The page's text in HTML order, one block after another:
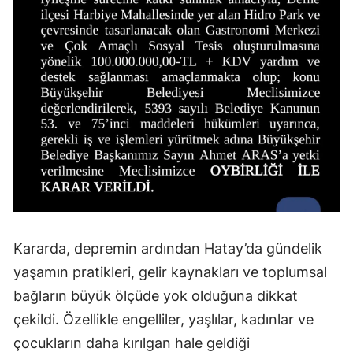
Kararda, depremin ardından Hatay’da gündelik
yaşamın pratikleri, gelir kaynakları ve toplumsal
bağların büyük ölçüde yok olduğuna dikkat
çekildi. Özellikle engelliler, yaşlılar, kadınlar ve
çocukların daha kırılgan hale geldiği